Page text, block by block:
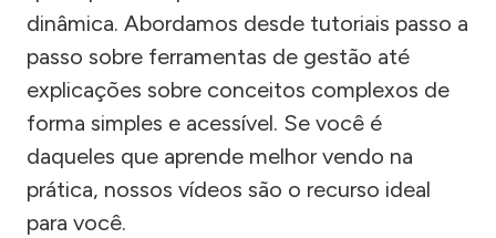
dinâmica. Abordamos desde tutoriais passo a
passo sobre ferramentas de gestão até
explicações sobre conceitos complexos de
forma simples e acessível. Se você é
daqueles que aprende melhor vendo na
prática, nossos vídeos são o recurso ideal
para você.